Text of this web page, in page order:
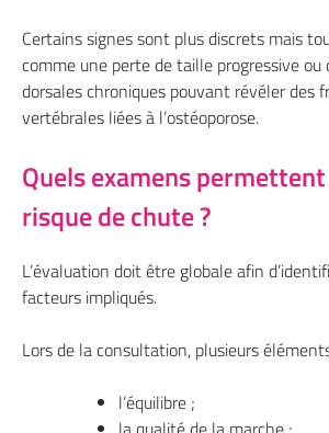
Certains signes sont plus discrets mais
comme une perte de taille progressive ou
dorsales chroniques pouvant révéler des
vertébrales liées à l’ostéoporose.
Quels examens permettent
risque de chute ?
L’évaluation doit être globale afin
facteurs impliqués.
Lors de la consultation, plusieurs
l’équilibre ;